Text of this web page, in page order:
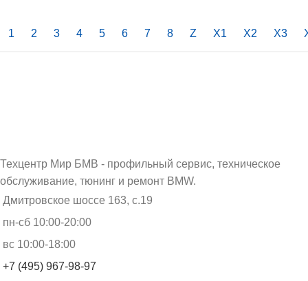
1 2 3 4 5 6 7 8 Z X1 X2 X3
Техцентр Мир БМВ - профильный сервис, техническое
обслуживание, тюнинг и ремонт BMW.
Дмитровское шоссе 163, с.19
пн-сб 10:00-20:00
вс 10:00-18:00
+7 (495) 967-98-97